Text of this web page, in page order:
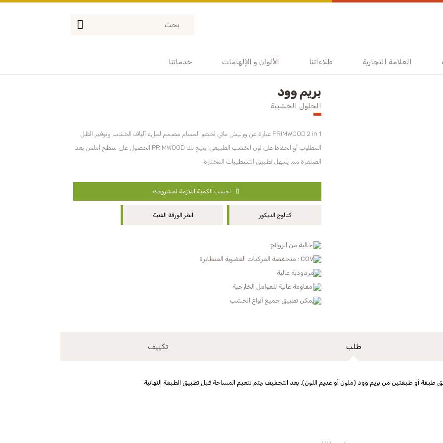
العلامة التجارية طلاءاتنا الألوان و الإلهامات خدماتنا
بريم وود
الحلول الخشبية
PRIMWOOD 2 in 1 عبارة عن ورنيش مائي لحشو المسام مصمم لملء ألياف الخشب وتوفير الظل
المطلوب أو الحفاظ على لون الخشب الطبيعي. يتيح لك PRIMWOOD الحصول على سطح أملس بعد
الصنفرة مما يسهل تطبيق التشطيبات المختارة.
احسب الكمية اللازمة لمشروعك
كتالوج الديكور انظر الورقة الفنية
خالية من الروائح
COV : منخفضة المركبات العضوية المتطايرة
مردودية عالية
مقاومة عالية للعوامل الخارجية
يمكن تطبيق جميع أنواع الخشب
طلب تكييف
طبقة أو طبقتين من بريم وود (ملون أو عديم اللون). بعد التجفيف ،يتم تنعيم المساحة قبل تطبيق الطبقة النهائية